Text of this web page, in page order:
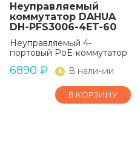
Неуправляемый
коммутатор DAHUA
DH-PFS3006-4ET-60
Неуправляемый 4-
портовый PoE-коммутатор
6890 ₽ В наличии
В КОРЗИНУ